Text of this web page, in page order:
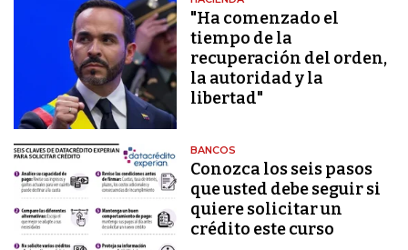
"Ha comenzado el
tiempo de la
recuperación del orden,
la autoridad y la
libertad"
BANCOS
Conozca los seis pasos
que usted debe seguir si
quiere solicitar un
crédito este curso